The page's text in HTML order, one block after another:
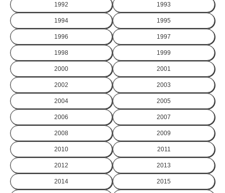
1992 1993
1994 1995
1996 1997
1998 1999
2000 2001
2002 2003
2004 2005
2006 2007
2008 2009
2010 2011
2012 2013
2014 2015